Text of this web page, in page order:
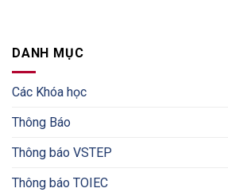
DANH MỤC
Các Khóa học
Thông Báo
Thông báo VSTEP
Thông báo TOIEC